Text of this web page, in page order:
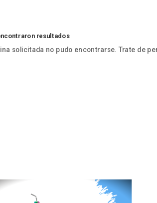
resultados
solicitada no pudo encontrarse. Trate de